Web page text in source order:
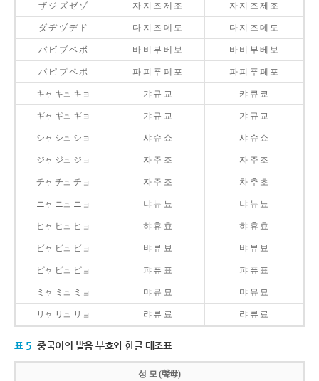
ザ ジ ズ ゼ ゾ 자 지 즈 제 조 자 지 즈 제 조
ダ ヂ ヅ デ ド 다 지 즈 데 도 다 지 즈 데 도
バ ビ ブ ベ ボ 바 비 부 베 보 바 비 부 베 보
パ ピ プ ペ ポ 파 피 푸 페 포 파 피 푸 페 포
キャ キュ キョ 갸 규 교 캬 큐 쿄
ギャ ギュ ギョ 갸 규 교 갸 규 교
シャ シュ ショ 샤 슈 쇼 샤 슈 쇼
ジャ ジュ ジョ 자 주 조 자 주 조
チャ チュ チョ 자 주 조 차 추 초
ニャ ニュ ニョ 냐 뉴 뇨 냐 뉴 뇨
ヒャ ヒュ ヒョ 햐 휴 효 햐 휴 효
ビャ ビュ ビョ 뱌 뷰 뵤 뱌 뷰 뵤
ピャ ピュ ピョ 퍄 퓨 표 퍄 퓨 표
ミャ ミュ ミョ 먀 뮤 묘 먀 뮤 묘
リャ リュ リョ 랴 류 료 랴 류 료
표 5 중국어의 발음 부호와 한글 대조표
성 모 (聲母)